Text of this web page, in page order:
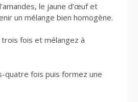
le jaune d’œuf et
un mélange bien homogène.
fois et mélangez à
quatre fois puis formez une